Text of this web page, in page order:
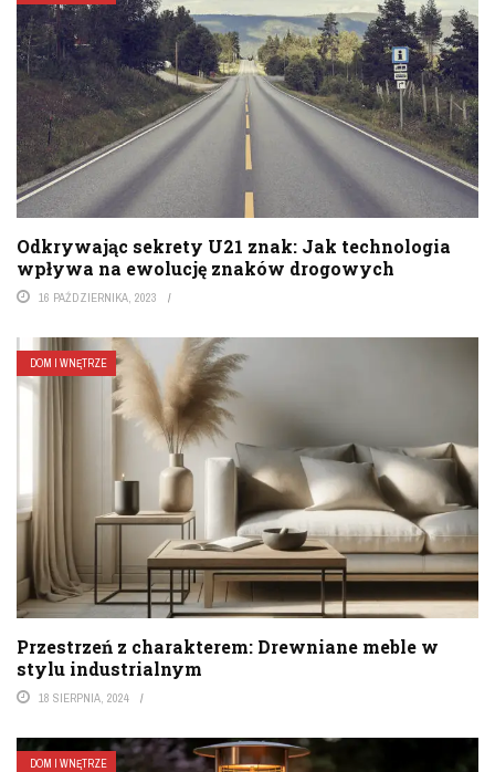
Odkrywając sekrety U21 znak: Jak technologia
wpływa na ewolucję znaków drogowych
16 PAŹDZIERNIKA, 2023
DOM I WNĘTRZE
Przestrzeń z charakterem: Drewniane meble w
stylu industrialnym
18 SIERPNIA, 2024
DOM I WNĘTRZE